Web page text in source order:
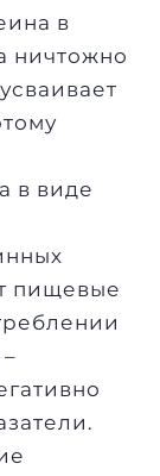
в
ничтожно
в виде
пищевые